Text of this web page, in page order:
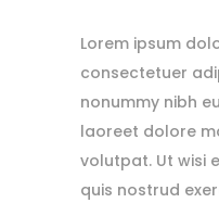
ratings
Lorem ipsum
consectetuer
nonummy nibh
laoreet dolore
volutpat. Ut wisi
quis nostrud